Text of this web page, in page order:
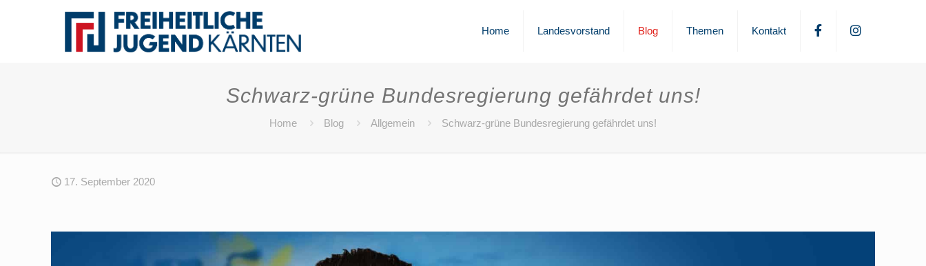
Home Landesvorstand Blog Themen Kontakt fb ig
Schwarz-grüne Bundesregierung gefährdet uns!
Home Blog Allgemein Schwarz-grüne Bundesregierung gefährdet uns!
17. September 2020